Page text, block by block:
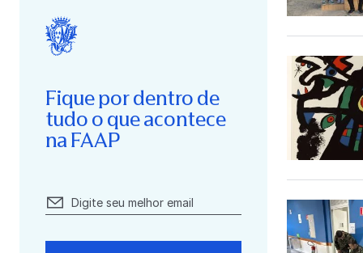
Fique por dentro de
tudo o que acontece
na FAAP